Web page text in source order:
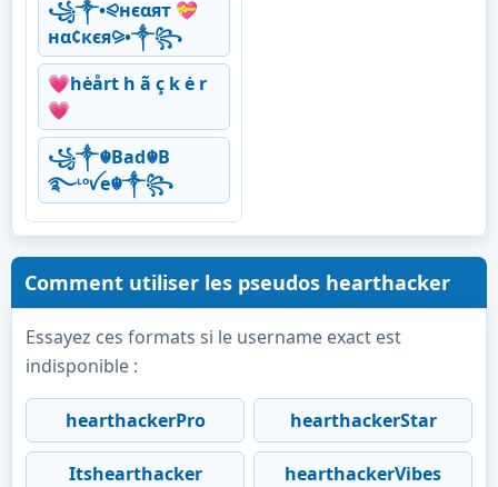
꧁༒•⪨нєαят 💝
нα¢кєя⪩•༒꧂
💗hėårt h ã ç k ė r
💗
꧁༒☬Bad☬B
࿐ᶫᵒꪜe☬༒꧂
Comment utiliser les pseudos hearthacker
Essayez ces formats si le username exact est
indisponible :
hearthackerPro hearthackerStar
Itshearthacker hearthackerVibes